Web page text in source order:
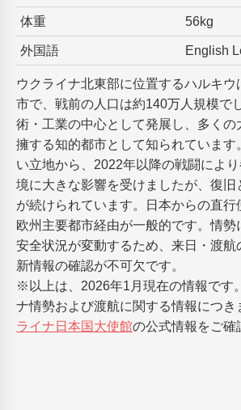
体重 56kg
外国語 English
ウクライナ北東部に位置するハルキ
市で、戦前の人口は約140万人規模で
術・工業の中心として発展し、多くの
擁する知的都市として知られています
い立地から、2022年以降の戦闘によ
境に大きな影響を受けましたが、復旧
が続けられています。日本からの直行
欧州主要都市経由が一般的です。情勢
安全状況が変動するため、来日・渡航
新情報の確認が不可欠です。
※以上は、2026年1月現在の情報です
ナ情勢および渡航に関する情報につき
ライナ日本国大使館の公式情報をご確